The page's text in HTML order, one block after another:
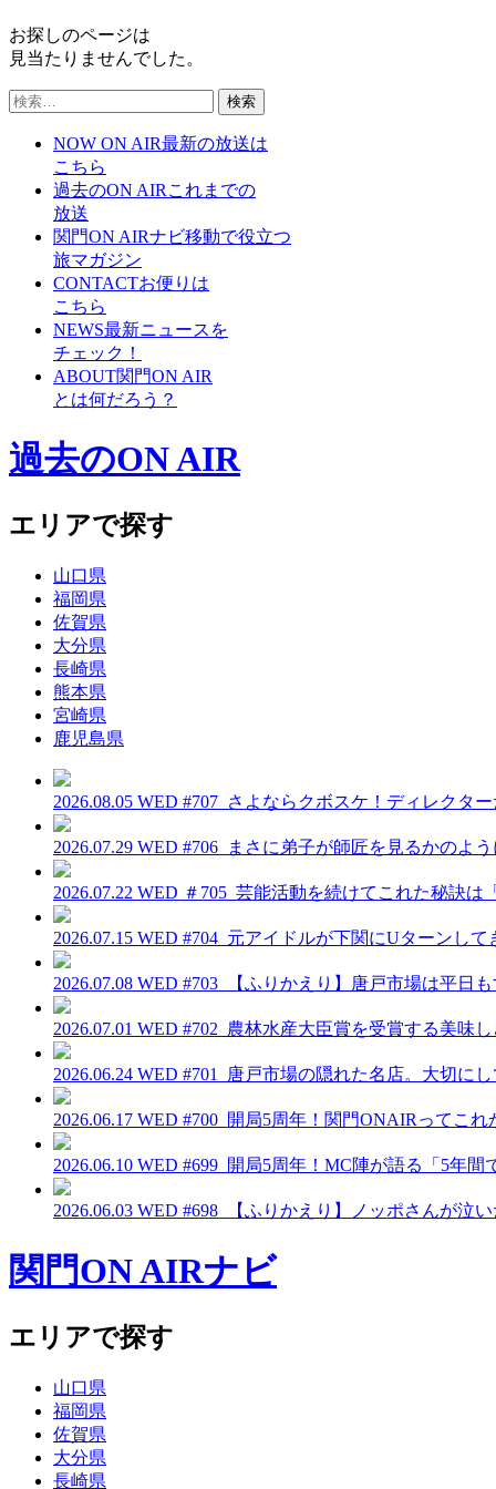
お探しのページは
見当たりませんでした。
検
NOW ON AIR最新の放送は
こちら
過去のON AIR これまでの
放送
関門ON AIRナビ移動で役立つ
旅マガジン
CONTACTお便りは
こちら
NEWS最新ニュースを
チェック！
ABOUT関門ON AIR
とは何だろう？
過去のON AIR
エリアで探す
山口県
福岡県
佐賀県
大分県
長崎県
熊本県
宮崎県
鹿児島県
2026.08.05 WED #707_さよならクボスケ！ディレクタ
2026.07.29 WED #706_まさに弟子が師匠を見るかのよ
2026.07.22 WED ＃705_芸能活動を続けてこれた秘訣
2026.07.15 WED #704_元アイドルが下関にUターンし
2026.07.08 WED #703_【ふりかえり】唐戸市場は平日
2026.07.01 WED #702_農林水産大臣賞を受賞する美
2026.06.24 WED #701_唐戸市場の隠れた名店。大切
2026.06.17 WED #700_開局5周年！関門ONAIRってこ
2026.06.10 WED #699_開局5周年！MC陣が語る「5年
2026.06.03 WED #698_【ふりかえり】ノッポさんが泣
関門ON AIRナビ
エリアで探す
山口県
福岡県
佐賀県
大分県
長崎県